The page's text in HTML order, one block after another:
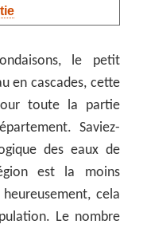
le petit
en cascades, cette
toute la partie
Saviez-
des eaux de
est la moins
cela
Le nombre